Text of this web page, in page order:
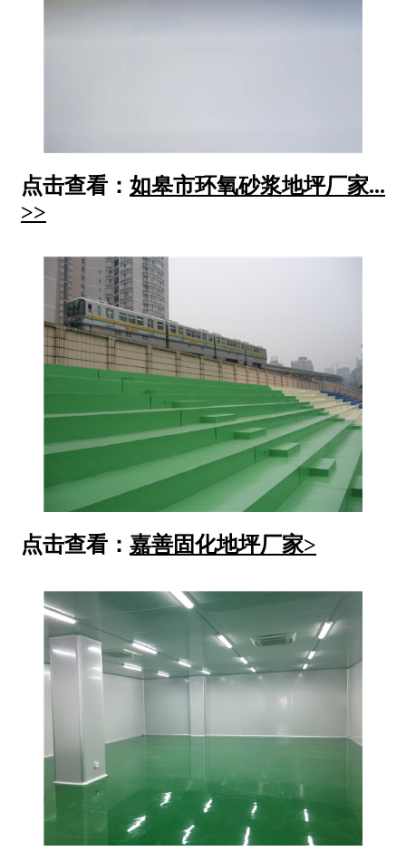
点击查看： 如皋市环氧砂浆地坪厂家...
>>
点击查看： 嘉善固化地坪厂家>